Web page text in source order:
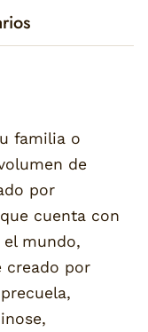
familia o
de
por
cuenta con
mundo,
creado por